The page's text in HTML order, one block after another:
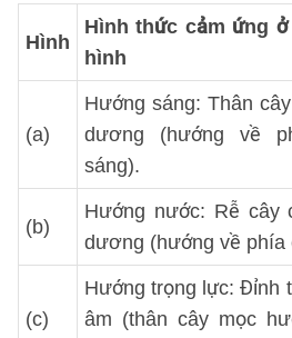
Hình
Hình thức cảm ứng
hình
(a)
Hướng sáng: Thân
dương (hướng về
sáng).
(b)
Hướng nước: Rễ cây
dương (hướng về phía
(c)
Hướng trọng lực: Đỉnh
âm (thân cây mọc